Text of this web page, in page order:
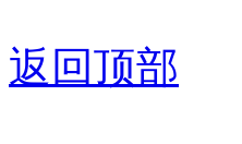
返回顶部